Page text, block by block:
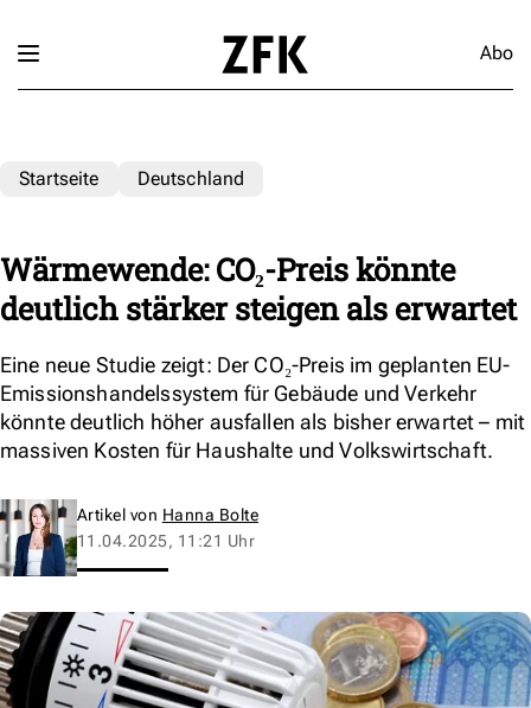
Abo
Startseite Deutschland
Wärmewende: CO₂-Preis könnte
deutlich stärker steigen als erwartet
Eine neue Studie zeigt: Der CO₂-Preis im geplanten EU-
Emissionshandelssystem für Gebäude und Verkehr
könnte deutlich höher ausfallen als bisher erwartet – mit
massiven Kosten für Haushalte und Volkswirtschaft.
Artikel von Hanna Bolte
11.04.2025, 11:21 Uhr